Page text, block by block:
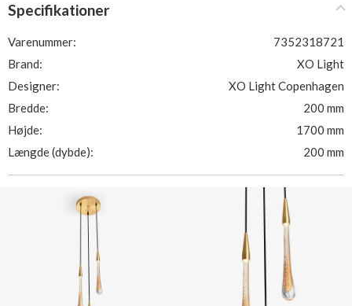
Specifikationer
Varenummer:
7352318721
Brand:
XO Light
Designer:
XO Light Copenhagen
Bredde:
200 mm
Højde:
1700 mm
Længde (dybde):
200 mm